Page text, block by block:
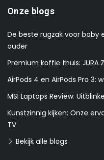
Onze blogs
De beste rugzak voor
ouder
Premium koffie thuis: JURA
AirPods 4 en AirPods Pro 3:
MSI Laptops Review:
Kunstzinnig kijken: Onze
TV
Bekijk alle blogs